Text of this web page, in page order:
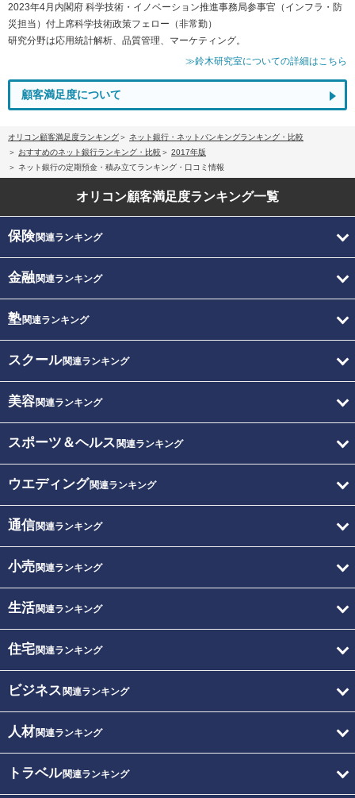
2023年4月内閣府 科学技術・イノベーション推進事務局参事官（インフラ・防
災担当）付上席科学技術政策フェロー（非常勤）
研究分野は応用統計解析、品質管理、マーケティング。
≫鈴木研究室についての詳細はこちら
顧客満足度について
オリコン顧客満足度ランキング
ネット銀行・ネットバンキングランキング・比較
おすすめのネット銀行ランキング・比較
2017年版
ネット銀行の定期預金・積み立てランキング・口コミ情報
オリコン顧客満足度ランキング一覧
保険関連ランキング
金融関連ランキング
塾関連ランキング
スクール関連ランキング
美容関連ランキング
スポーツ＆ヘルス 関連ランキング
ウエディング関連ランキング
通信関連ランキング
小売関連ランキング
生活関連ランキング
住宅関連ランキング
ビジネス 関連ランキング
人材関連ランキング
トラベル関連ランキング